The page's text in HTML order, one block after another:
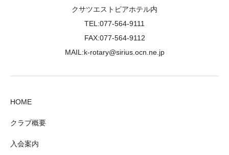
クサツエストピアホテル内
TEL:077-564-9111
FAX:077-564-9112
MAIL:k-rotary@sirius.ocn.ne.jp
HOME
クラブ概要
入会案内